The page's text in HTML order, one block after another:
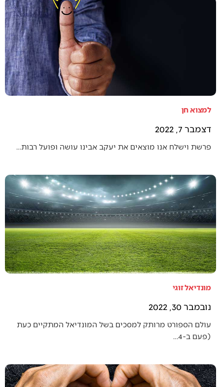
למצוא חן
דצמבר 7, 2022
פרשת וישלח אנו מוצאים את יעקב אבינו עושה ופועל רבות…
מונדיאל זוגי
נובמבר 30, 2022
עולם הספורט מרותק למסכים בשל המונדיאל המתקיים כעת
(פעם ב-4…